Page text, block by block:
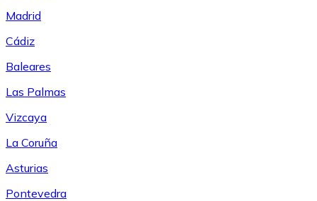
Madrid
Cádiz
Baleares
Las Palmas
Vizcaya
La Coruña
Asturias
Pontevedra